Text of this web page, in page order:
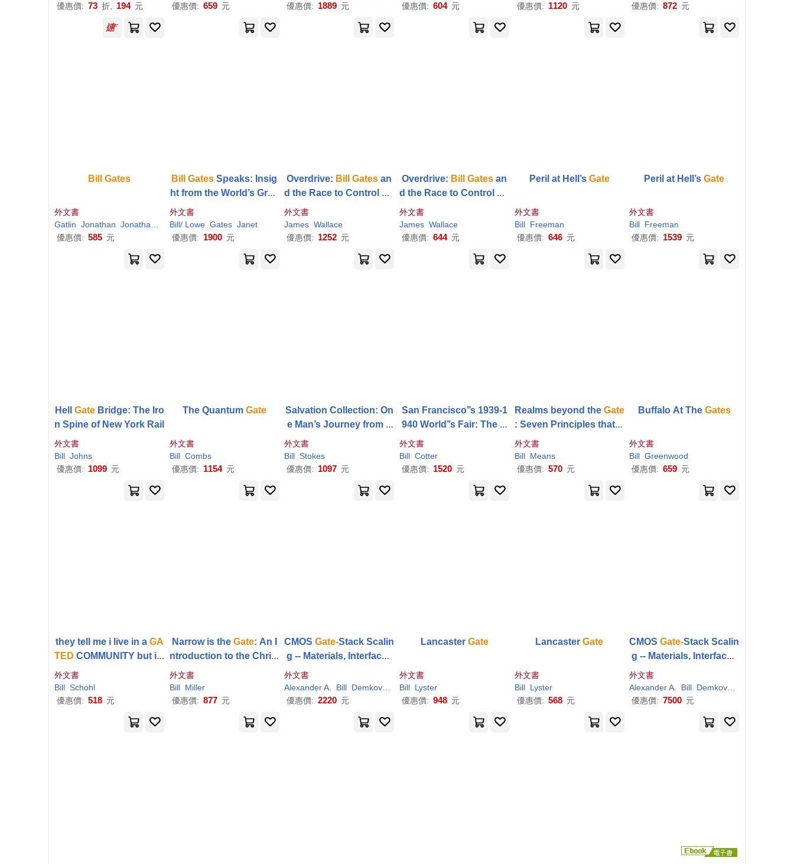
優惠價: 73 折, 194 元
優惠價: 659 元
優惠價: 1889 元
優惠價: 604 元
優惠價: 1120 元
優惠價: 872 元
Bill Gates
外文書
Gatlin Jonathan Jonathan/ Galin
優惠價: 585 元
Bill Gates Speaks: Insig
ht from the World’s Grea
test Entrepreneur
外文書
Bill/ Lowe Gates Janet
優惠價: 1900 元
Overdrive: Bill Gates an
d the Race to Control Cy
外文書
James Wallace
優惠價: 1252 元
Overdrive: Bill Gates an
d the Race to Control Cy
外文書
James Wallace
優惠價: 644 元
Peril at Hell’s Gate
外文書
Bill Freeman
優惠價: 646 元
Peril at Hell’sGate
外文書
Bill Freeman
優惠價: 1539 元
Hell GateBridge: The Iro
n Spine of New York Rail
外文書
Bill Johns
優惠價: 1099 元
The Quantum Gate
外文書
Bill Combs
優惠價: 1154 元
Salvation Collection: On
e Man’s Journey from a
Wretched Soul to the
tes of Heaven and Salva
tion
外文書
Bill Stokes
優惠價: 1097 元
San Francisco’’s 1939-1
940 World’’s Fair: The G
olden
Exposition
外文書
Bill Cotter
優惠價: 1520 元
Realms beyond the Gate
: Seven Principles that G
overn God’’s Kingdom
外文書
Bill Means
優惠價: 570 元
Buffalo At The Gates
外文書
Bill Greenwood
優惠價: 659 元
they tell me i live in a GA
TED COMMUNITY but i k
now a PSYCH WARD wh
en i see 1
外文書
Bill Schohl
優惠價: 518 元
Narrow is the Gate: An I
ntroduction to the Christ
外文書
Bill Miller
優惠價: 877 元
CMOSGate-Stack Scalin
g -- Materials, Interfaces
and Reliability Implicatio
ns: Volume 1155
外文書
Alexander A.
Bill Demkov H. Rusty Harris
優惠價: 2220 元
Lancaster Gate
外文書
Bill Lyster
優惠價: 948 元
LancasterGate
外文書
Bill Lyster
優惠價: 568 元
CMOSGate-Stack Scalin
g -- Materials, Interfaces
and Reliability Implicatio
ns: Volume 1155
外文書
Alexander A.
Bill Demkov
優惠價: 7500 元